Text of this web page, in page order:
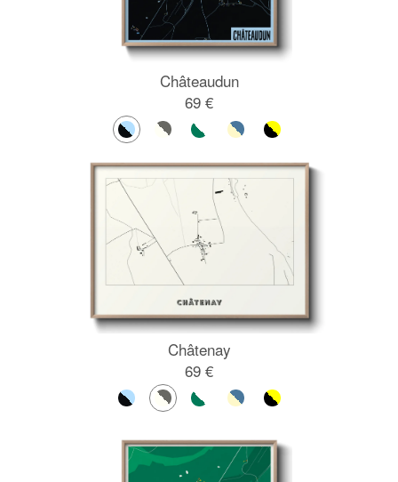
Châteaudun
69 €
Châtenay
69 €